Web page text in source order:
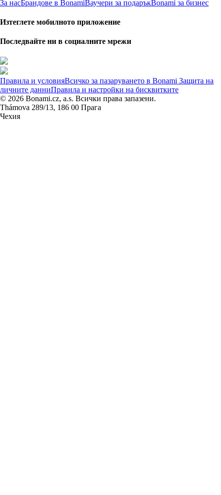
За насБрандове в BonamiВаучери за подаръкBonami за бизнес
Изтеглете мобилното приложение
Последвайте ни в социалните мрежи
Правила и условияВсичко за пазаруването в Bonami Защита на
личните данниПравила и настройки на бисквитките
© 2026 Bonami.cz, a.s. Всички права запазени.
Thámova 289/13, 186 00 Прага
Чехия